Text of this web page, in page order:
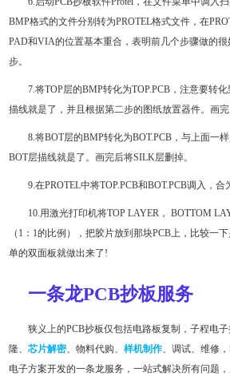
BMP格式的文件分别转为PROTEL格式文件，在
PAD和VIA的位置基本重合，表明前几个步骤做的
步。
7.将TOP层的BMP转化为TOP.PCB，注意要转
描线就是了，并且根据第二步的图纸放置器件。画完
8.将BOT层的BMP转化为BOT.PCB，与上面一
BOT层描线就是了。画完后将SILK层删掉。
9.在PROTEL中将TOP.PCB和BOT.PCB调入，合
10.用激光打印机将TOP LAYER， BOTTOM
（1：1的比例），把胶片放到那块PCB上，比较一
单的双面板就做出来了!
一条龙PCB抄板服务
狭义上的PCB抄板仅包括电路板复制，子程电
隆、 芯片解密、物料代购、 样机制作、调试、维修
电子方案开发的一条龙服务，一站式解决所有问题